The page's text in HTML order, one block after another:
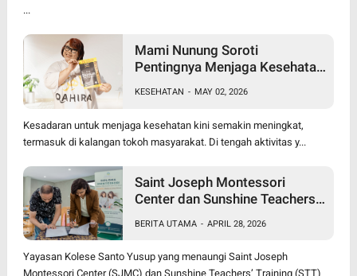
...
Mami Nunung Soroti
Pentingnya Menjaga Kesehatan
Alami dalam penanganan
benjolan
KESEHATAN - MAY 02, 2026
Kesadaran untuk menjaga kesehatan kini semakin meningkat,
termasuk di kalangan tokoh masyarakat. Di tengah aktivitas y...
Saint Joseph Montessori
Center dan Sunshine Teachers’
Sama, Luncurkan Program
Diploma Montessori Berjenjang
Pertama di Jawa Timur
BERITA UTAMA - APRIL 28, 2026
Yayasan Kolese Santo Yusup yang menaungi Saint Joseph
Montessori Center (SJMC) dan Sunshine Teachers’ Training (STT)